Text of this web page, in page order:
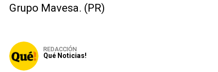
Grupo Mavesa. (PR)
REDACCIÓN
Qué Noticias!